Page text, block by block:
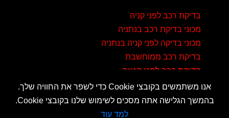
בדיקת רכב לפני קניה
מכוני בדיקת רכב בנתניה
מכוני בדיקה לפני קניה בנתניה
בדיקת רכב ממוחשבת
בדיקת רכב לפני קנייה
אנו משתמשים בקובצי Cookie כדי לשפר את החוויה שלך.
בהמשך הגלישה אתה מסכים לשימוש שלנו בקובצי Cookie.
למד עוד